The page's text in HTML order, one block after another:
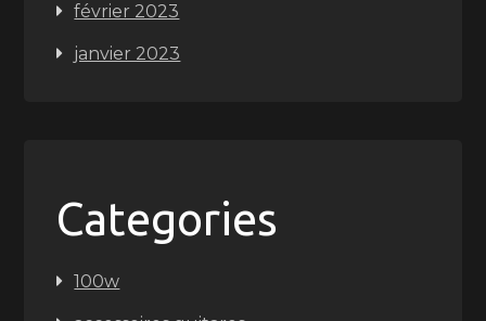
février 2023
janvier 2023
Categories
100w